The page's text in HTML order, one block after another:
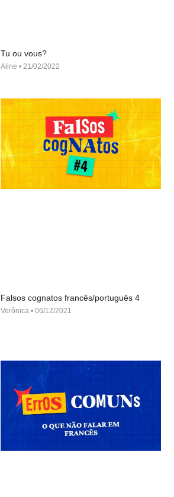
Tu ou vous?
Aline 21/02/2022
Falsos cognatos francês/português 4
Verônica 06/12/2021